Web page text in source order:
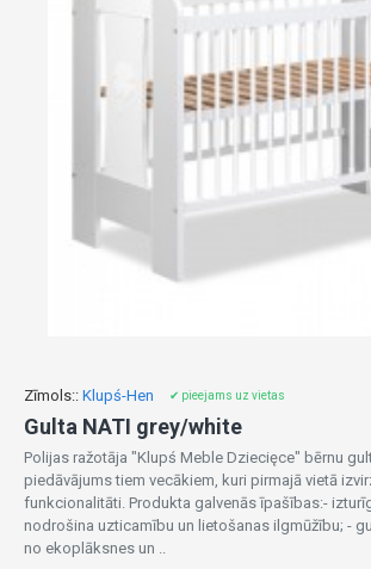
Zīmols:: Klupś-Hen ✔ pieejams uz vietas
Gulta NATI grey/white
Polijas ražotāja "Klupś Meble Dziecięce" bērnu
piedāvājums tiem vecākiem, kuri pirmajā vietā
funkcionalitāti. Produkta galvenās īpašības:-
nodrošina uzticamību un lietošanas ilgmūžību; -
no ekoplāksnes un ..